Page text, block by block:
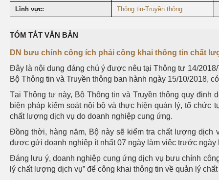
Lĩnh vực: Thông tin-Truyền thông
TÓM TẮT VĂN BẢN
DN bưu chính công ích phải công khai thông tin chất
Đây là nội dung đáng chú ý được nêu tại Thông tư 14/
Bộ Thông tin và Truyền thông ban hành ngày 15/10/2018,
Tại Thông tư này, Bộ Thông tin và Truyền thông quy
biện pháp kiểm soát nội bộ và thực hiện quản lý, tổ
chất lượng dịch vụ do doanh nghiệp cung ứng.
Đồng thời, hàng năm, Bộ này sẽ kiểm tra chất lượng dịch
được gửi doanh nghiệp ít nhất 07 ngày làm việc trước ngày
Đáng lưu ý, doanh nghiệp cung ứng dịch vụ bưu chính
lý chất lượng dịch vụ” để công khai thông tin về quản lý